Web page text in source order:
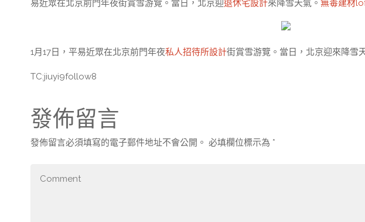
易近眾在北京前門年夜街賞雪游覽。當日，北京迎退休宅設計來降雪天氣。 無毒建材
1月17日，平易近眾在北京前門年夜私人招待所設計街賞雪游覽。當日，北京迎來降雪
TC:jiuyi9follow8
發佈留言
發佈留言必須填寫的電子郵件地址不會公開。 必填欄位標示為 *